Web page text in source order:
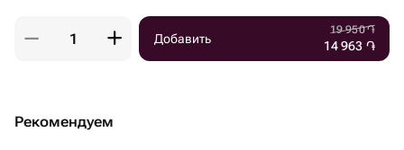
Добавить
19 950֏
14 963 ֏
Рекомендуем